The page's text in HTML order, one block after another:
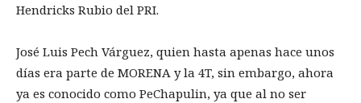
Hendricks Rubio del PRI.
José Luis Pech Várguez, quien hasta apenas hace unos
días era parte de MORENA y la 4T, sin embargo, ahora
ya es conocido como PeChapulin, ya que al no ser